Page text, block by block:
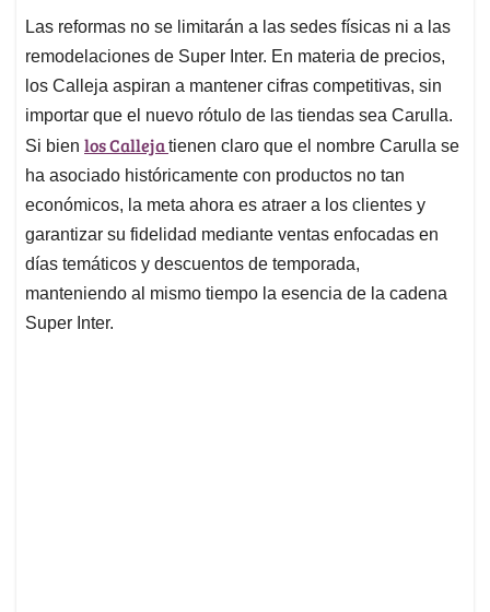
Las reformas no se limitarán a las sedes físicas ni a las
remodelaciones de Super Inter. En materia de precios,
los Calleja aspiran a mantener cifras competitivas, sin
importar que el nuevo rótulo de las tiendas sea Carulla.
Si bien los Callejatienen claro que el nombre Carulla se
ha asociado históricamente con productos no tan
económicos, la meta ahora es atraer a los clientes y
garantizar su fidelidad mediante ventas enfocadas en
días temáticos y descuentos de temporada,
manteniendo al mismo tiempo la esencia de la cadena
Super Inter.